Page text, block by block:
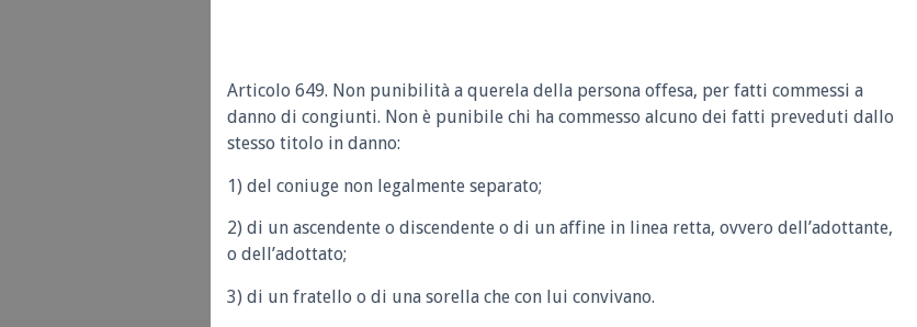
Articolo 649. Non punibilità a querela della persona offesa, per fatti commessi a
danno di congiunti. Non è punibile chi ha commesso alcuno dei fatti preveduti dallo
stesso titolo in danno:
1) del coniuge non legalmente separato;
2) di un ascendente o discendente o di un affine in linea retta, ovvero dell’adottante,
o dell’adottato;
3) di un fratello o di una sorella che con lui convivano.